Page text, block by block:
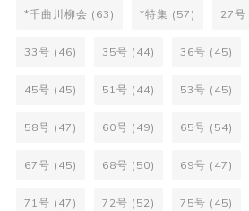
*千曲川柳会 (63) *特集 (57) 27号
33号 (46) 35号 (44) 36号 (45)
45号 (45) 51号 (44) 53号 (45)
58号 (47) 60号 (49) 65号 (54)
67号 (45) 68号 (50) 69号 (47)
71号 (47) 72号 (52) 75号 (45)